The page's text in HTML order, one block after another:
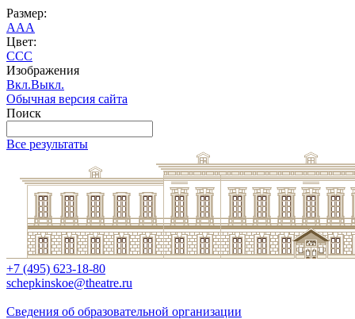
Размер:
AAA
Цвет:
CCC
Изображения
Вкл.Выкл.
Обычная версия сайта
Поиск
Все результаты
+7 (495) 623-18-80
schepkinskoe@theatre.ru
Сведения об образовательной организации